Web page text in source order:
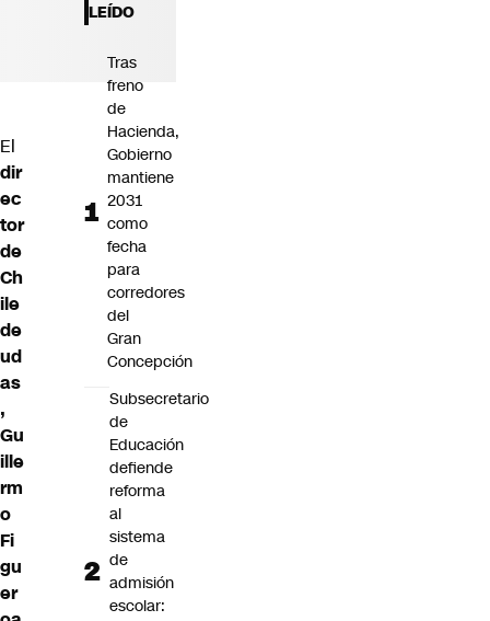
El
dir
ec
tor
de
Ch
ile
de
ud
as
,
Gu
ille
rm
o
Fi
gu
er
LEÍDO
Tras
freno
de
Hacienda,
Gobierno
mantiene
2031
como
fecha
para
corredores
del
Gran
Concepción
Subsecretario
de
Educación
defiende
reforma
al
sistema
de
admisión
escolar: